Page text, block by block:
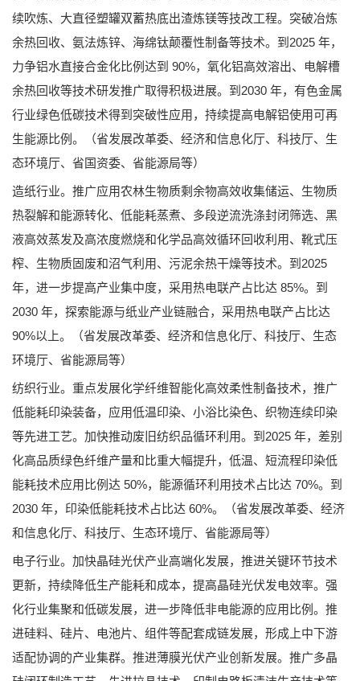
续吹炼、大直径塑罐双蓄热底出渣炼镁等技改工程。突破冶炼
余热回收、氨法炼锌、海绵钛颠覆性制备等技术。到2025 年，
力争铝水直接合金化比例达到 90%，氧化铝高效溶出、电解槽
余热回收等技术研发推广取得积极进展。到2030 年，有色金属
行业绿色低碳技术得到突破性应用，持续提高电解铝使用可再
生能源比例。（省发展改革委、经济和信息化厅、科技厅、生
态环境厅、省国资委、省能源局等）
造纸行业。推广应用农林生物质剩余物高效收集储运、生物质
热裂解和能源转化、低能耗蒸煮、多段逆流洗涤封闭筛选、黑
液高效蒸发及高浓度燃烧和化学品高效循环回收利用、靴式压
榨、生物质固废和沼气利用、污泥余热干燥等技术。到2025
年，进一步提高产业集中度，采用热电联产占比达 85%。到
2030 年，探索能源与纸业产业链融合，采用热电联产占比达
90%以上。（省发展改革委、经济和信息化厅、科技厅、生态
环境厅、省能源局等）
纺织行业。重点发展化学纤维智能化高效柔性制备技术，推广
低能耗印染装备，应用低温印染、小浴比染色、织物连续印染
等先进工艺。加快推动废旧纺织品循环利用。到2025 年，差别
化高品质绿色纤维产量和比重大幅提升，低温、短流程印染低
能耗技术应用比例达 50%，能源循环利用技术占比达 70%。到
2030 年，印染低能耗技术占比达 60%。（省发展改革委、经济
和信息化厅、科技厅、生态环境厅、省能源局等）
电子行业。加快晶硅光伏产业高端化发展，推进关键环节技术
更新，持续降低生产能耗和成本，提高晶硅光伏发电效率。强
化行业集聚和低碳发展，进一步降低非电能源的应用比例。推
进硅料、硅片、电池片、组件等配套成链发展，形成上中下游
适配协调的产业集群。推进薄膜光伏产业创新发展。推广多晶